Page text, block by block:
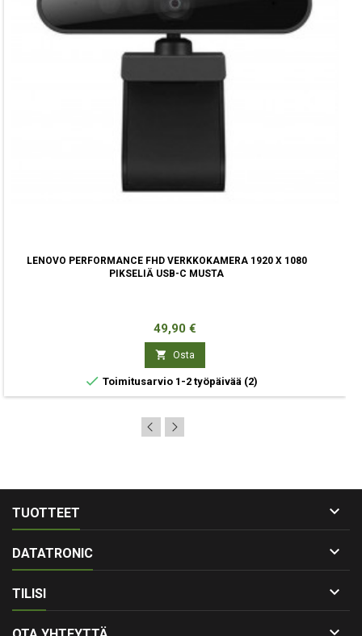
LENOVO PERFORMANCE FHD VERKKOKAMERA 1920 X 1080
PIKSELIÄ USB-C MUSTA
Hinta
49,90 €
 Osta
 Toimitusarvio 1-2 työpäivää (2)
TUOTTEET 
DATATRONIC 
TILISI 